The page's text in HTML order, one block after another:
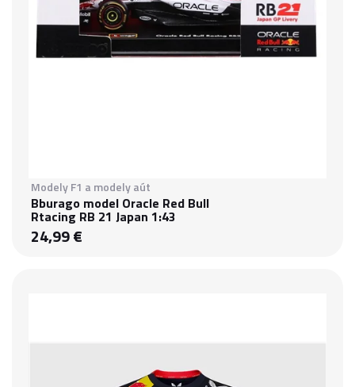
Modely F1 a modely aút
Bburago model Oracle Red Bull
Rtacing RB 21 Japan 1:43
24,99 €